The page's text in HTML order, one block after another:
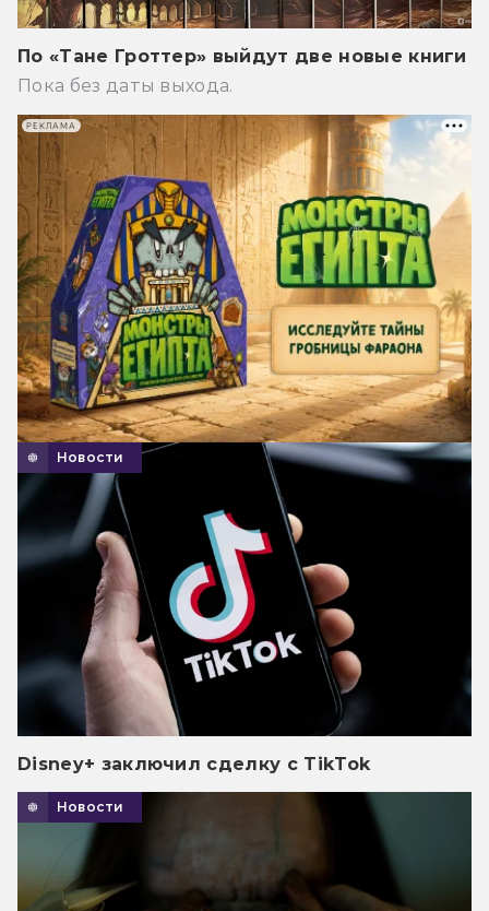
По «Тане Гроттер» выйдут две новые книги
Пока без даты выхода.
Новости
Disney+ заключил сделку с TikTok
Новости
РЕКЛАМА